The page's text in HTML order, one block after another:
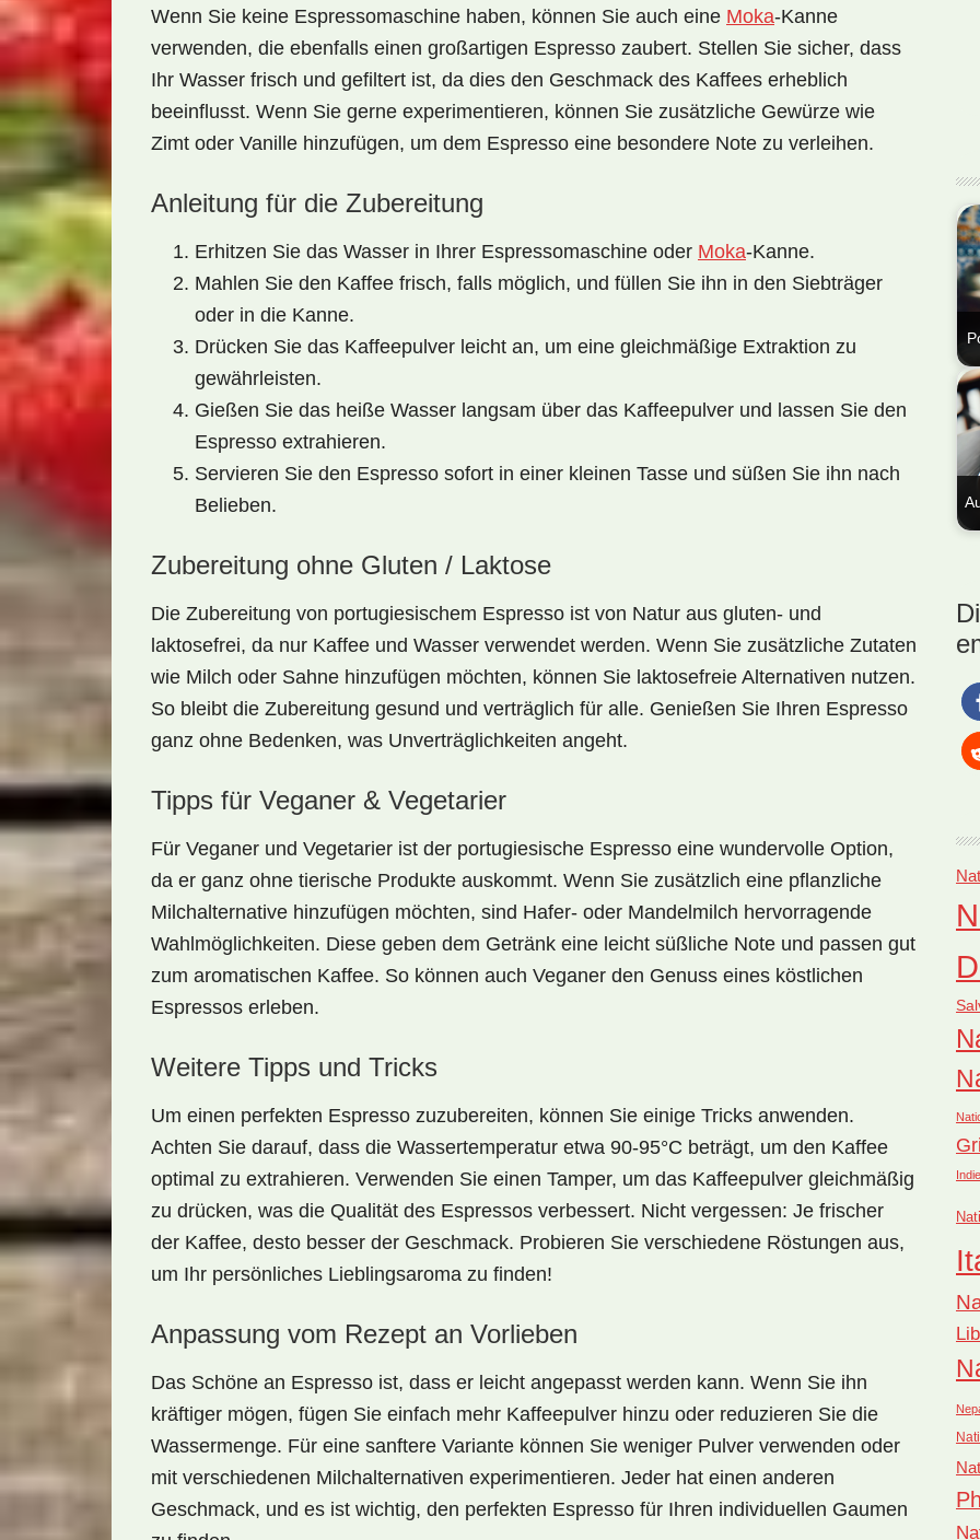
Wenn Sie keine Espressomaschine haben, können Sie auch eine Moka-Kanne
verwenden, die ebenfalls einen großartigen Espresso zaubert. Stellen Sie sicher, dass
Ihr Wasser frisch und gefiltert ist, da dies den Geschmack des Kaffees erheblich
beeinflusst. Wenn Sie gerne experimentieren, können Sie zusätzliche Gewürze wie
Zimt oder Vanille hinzufügen, um dem Espresso eine besondere Note zu verleihen.
Anleitung für die Zubereitung
Erhitzen Sie das Wasser in Ihrer Espressomaschine oder Moka-Kanne.
Mahlen Sie den Kaffee frisch, falls möglich, und füllen Sie ihn in den Siebträger
oder in die Kanne.
Drücken Sie das Kaffeepulver leicht an, um eine gleichmäßige Extraktion zu
gewährleisten.
Gießen Sie das heiße Wasser langsam über das Kaffeepulver und lassen Sie den
Espresso extrahieren.
Servieren Sie den Espresso sofort in einer kleinen Tasse und süßen Sie ihn nach
Belieben.
Zubereitung ohne Gluten / Laktose
Die Zubereitung von portugiesischem Espresso ist von Natur aus gluten- und
laktosefrei, da nur Kaffee und Wasser verwendet werden. Wenn Sie zusätzliche Zutaten
wie Milch oder Sahne hinzufügen möchten, können Sie laktosefreie Alternativen nutzen.
So bleibt die Zubereitung gesund und verträglich für alle. Genießen Sie Ihren Espresso
ganz ohne Bedenken, was Unverträglichkeiten angeht.
Tipps für Veganer & Vegetarier
Für Veganer und Vegetarier ist der portugiesische Espresso eine wundervolle Option,
da er ganz ohne tierische Produkte auskommt. Wenn Sie zusätzlich eine pflanzliche
Milchalternative hinzufügen möchten, sind Hafer- oder Mandelmilch hervorragende
Wahlmöglichkeiten. Diese geben dem Getränk eine leicht süßliche Note und passen gut
zum aromatischen Kaffee. So können auch Veganer den Genuss eines köstlichen
Espressos erleben.
Weitere Tipps und Tricks
Um einen perfekten Espresso zuzubereiten, können Sie einige Tricks anwenden.
Achten Sie darauf, dass die Wassertemperatur etwa 90-95°C beträgt, um den Kaffee
optimal zu extrahieren. Verwenden Sie einen Tamper, um das Kaffeepulver gleichmäßig
zu drücken, was die Qualität des Espressos verbessert. Nicht vergessen: Je frischer
der Kaffee, desto besser der Geschmack. Probieren Sie verschiedene Röstungen aus,
um Ihr persönliches Lieblingsaroma zu finden!
Anpassung vom Rezept an Vorlieben
Das Schöne an Espresso ist, dass er leicht angepasst werden kann. Wenn Sie ihn
kräftiger mögen, fügen Sie einfach mehr Kaffeepulver hinzu oder reduzieren Sie die
Wassermenge. Für eine sanftere Variante können Sie weniger Pulver verwenden oder
mit verschiedenen Milchalternativen experimentieren. Jeder hat einen anderen
Geschmack, und es ist wichtig, den perfekten Espresso für Ihren individuellen Gaumen